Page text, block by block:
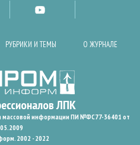
РУБРИКИ И ТЕМЫ О ЖУРНАЛЕ
массовой информации ПИ №ФС77-36401 от
2002 - 2022